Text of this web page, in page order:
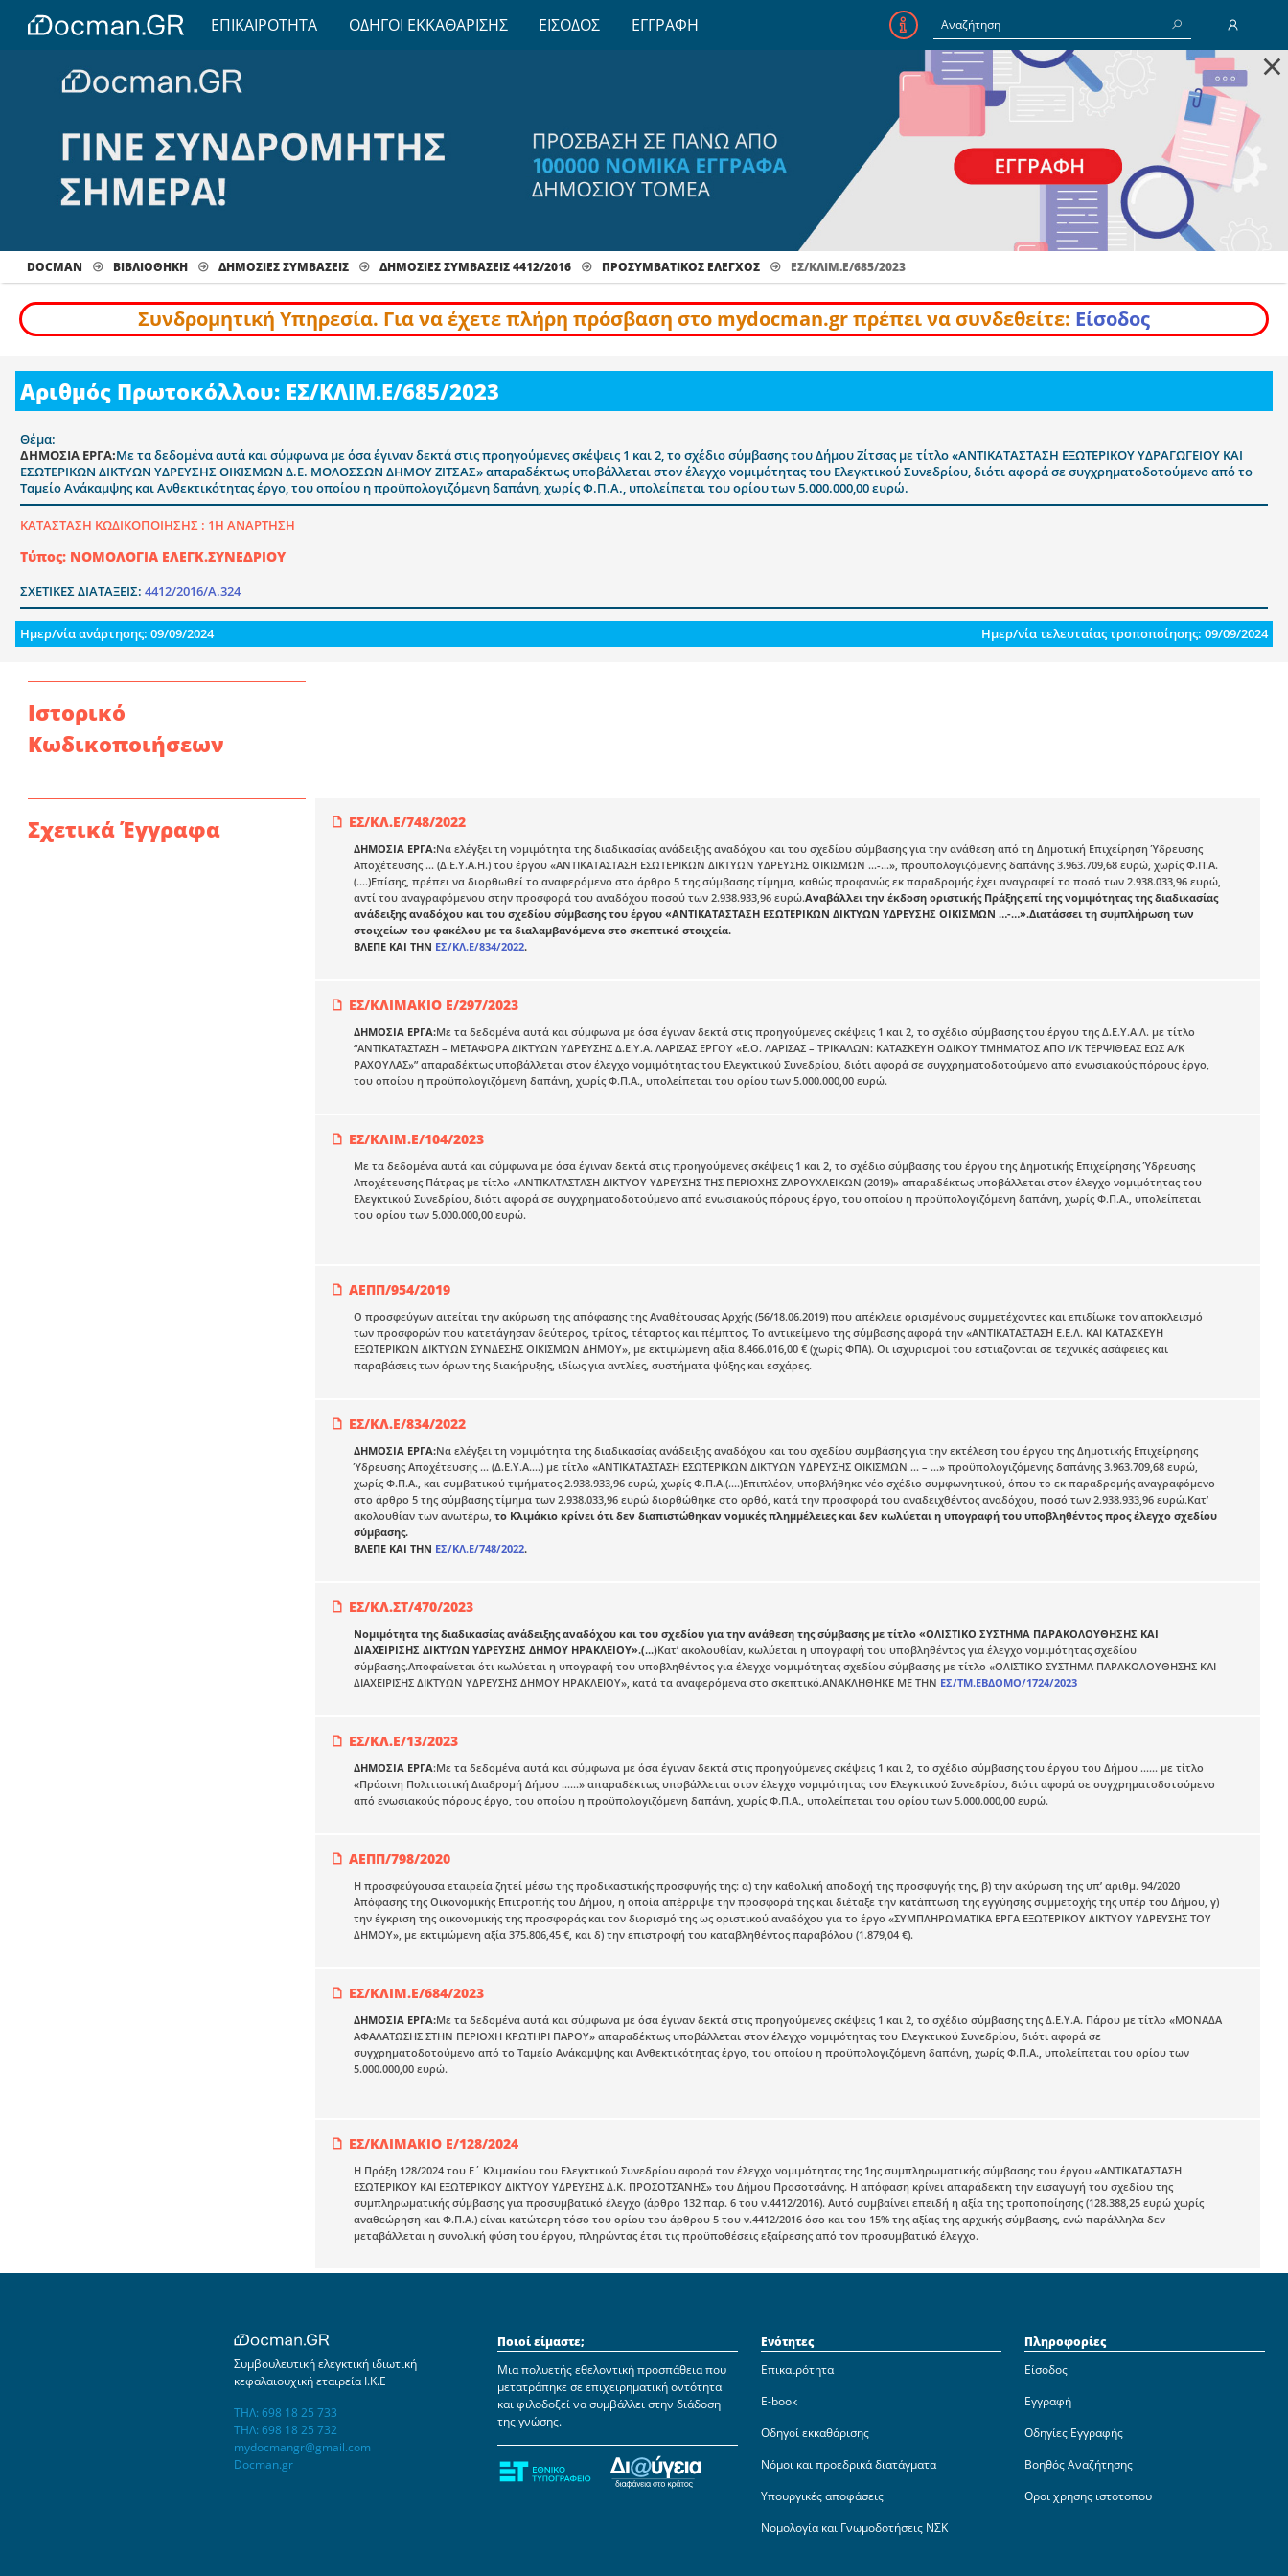
ΕΠΙΚΑΙΡΟΤΗΤΑ ΟΔΗΓΟΙ ΕΚΚΑΘΑΡΙΣΗΣ ΕΙΣΟΔΟΣ ΕΓΓΡΑΦΗ
E-Mail
Κωδικός
Να με θυμάσαι
×
DOCMAN ΒΙΒΛΙΟΘΗΚΗ ΔΗΜΟΣΙΕΣ ΣΥΜΒΑΣΕΙΣ ΔΗΜΟΣΙΕΣ ΣΥΜΒΑΣΕΙΣ 4412/2016 ΠΡΟΣΥΜΒΑΤΙΚΌΣ ΈΛΕΓΧΟΣ ΕΣ/ΚΛΙΜ.Ε/685/2023
Συνδρομητική Υπηρεσία. Για να έχετε πλήρη πρόσβαση στο mydocman.gr πρέπει να συνδεθείτε: Είσοδος
Αριθμός Πρωτοκόλλου: ΕΣ/ΚΛΙΜ.Ε/685/2023
Θέμα:
ΔΗΜΟΣΙΑ ΕΡΓΑ:Με τα δεδομένα αυτά και σύμφωνα με όσα έγιναν δεκτά στις προηγούμενες σκέψεις 1 και 2, το σχέδιο σύμβασης του Δήμου Ζίτσας με τίτλο «ΑΝΤΙΚΑΤΑΣΤΑΣΗ ΕΞΩΤΕΡΙΚΟΥ ΥΔΡΑΓΩΓΕΙΟΥ ΚΑΙ
ΕΣΩΤΕΡΙΚΩΝ ΔΙΚΤΥΩΝ ΥΔΡΕΥΣΗΣ ΟΙΚΙΣΜΩΝ Δ.Ε. ΜΟΛΟΣΣΩΝ ΔΗΜΟΥ ΖΙΤΣΑΣ» απαραδέκτως υποβάλλεται στον έλεγχο νομιμότητας του Ελεγκτικού Συνεδρίου, διότι αφορά σε συγχρηματοδοτούμενο από το
Ταμείο Ανάκαμψης και Ανθεκτικότητας έργο, του οποίου η προϋπολογιζόμενη δαπάνη, χωρίς Φ.Π.Α., υπολείπεται του ορίου των 5.000.000,00 ευρώ.
ΚΑΤΑΣΤΑΣΗ ΚΩΔΙΚΟΠΟΙΗΣΗΣ : 1Η ΑΝΑΡΤΗΣΗ
Τύπος: ΝΟΜΟΛΟΓΙΑ ΕΛΕΓΚ.ΣΥΝΕΔΡΙΟΥ
ΣΧΕΤΙΚΕΣ ΔΙΑΤΑΞΕΙΣ: 4412/2016/Α.324
Ημερ/νία ανάρτησης: 09/09/2024 Ημερ/νία τελευταίας τροποποίησης: 09/09/2024
Ιστορικό
Κωδικοποιήσεων
Σχετικά Έγγραφα ΕΣ/ΚΛ.Ε/748/2022
ΔΗΜΟΣΙΑ ΕΡΓΑ:Να ελέγξει τη νομιμότητα της διαδικασίας ανάδειξης αναδόχου και του σχεδίου σύμβασης για την ανάθεση από τη Δημοτική Επιχείρηση Ύδρευσης
Αποχέτευσης … (Δ.Ε.Υ.Α.Η.) του έργου «ΑΝΤΙΚΑΤΑΣΤΑΣΗ ΕΣΩΤΕΡΙΚΩΝ ΔΙΚΤΥΩΝ ΥΔΡΕΥΣΗΣ ΟΙΚΙΣΜΩΝ …-…», προϋπολογιζόμενης δαπάνης 3.963.709,68 ευρώ, χωρίς Φ.Π.Α.
(....)Επίσης, πρέπει να διορθωθεί το αναφερόμενο στο άρθρο 5 της σύμβασης τίμημα, καθώς προφανώς εκ παραδρομής έχει αναγραφεί το ποσό των 2.938.033,96 ευρώ,
αντί του αναγραφόμενου στην προσφορά του αναδόχου ποσού των 2.938.933,96 ευρώ.Αναβάλλει την έκδοση οριστικής Πράξης επί της νομιμότητας της διαδικασίας
ανάδειξης αναδόχου και του σχεδίου σύμβασης του έργου «ΑΝΤΙΚΑΤΑΣΤΑΣΗ ΕΣΩΤΕΡΙΚΩΝ ΔΙΚΤΥΩΝ ΥΔΡΕΥΣΗΣ ΟΙΚΙΣΜΩΝ …-…».Διατάσσει τη συμπλήρωση των
στοιχείων του φακέλου με τα διαλαμβανόμενα στο σκεπτικό στοιχεία.
ΒΛΕΠΕ ΚΑΙ ΤΗΝ ΕΣ/ΚΛ.Ε/834/2022.
ΕΣ/ΚΛΙΜΑΚΙΟ Ε/297/2023
ΔΗΜΟΣΙΑ ΕΡΓΑ:Με τα δεδομένα αυτά και σύμφωνα με όσα έγιναν δεκτά στις προηγούμενες σκέψεις 1 και 2, το σχέδιο σύμβασης του έργου της Δ.Ε.Υ.Α.Λ. με τίτλο
“ΑΝΤΙΚΑΤΑΣΤΑΣΗ – ΜΕΤΑΦΟΡΑ ΔΙΚΤΥΩΝ ΥΔΡΕΥΣΗΣ Δ.Ε.Υ.Α. ΛΑΡΙΣΑΣ ΕΡΓΟΥ «Ε.Ο. ΛΑΡΙΣΑΣ – ΤΡΙΚΑΛΩΝ: ΚΑΤΑΣΚΕΥΗ ΟΔΙΚΟΥ ΤΜΗΜΑΤΟΣ ΑΠΟ Ι/Κ ΤΕΡΨΙΘΕΑΣ ΕΩΣ Α/Κ
ΡΑΧΟΥΛΑΣ»” απαραδέκτως υποβάλλεται στον έλεγχο νομιμότητας του Ελεγκτικού Συνεδρίου, διότι αφορά σε συγχρηματοδοτούμενο από ενωσιακούς πόρους έργο,
του οποίου η προϋπολογιζόμενη δαπάνη, χωρίς Φ.Π.Α., υπολείπεται του ορίου των 5.000.000,00 ευρώ.
ΕΣ/ΚΛΙΜ.Ε/104/2023
Με τα δεδομένα αυτά και σύμφωνα με όσα έγιναν δεκτά στις προηγούμενες σκέψεις 1 και 2, το σχέδιο σύμβασης του έργου της Δημοτικής Επιχείρησης Ύδρευσης
Αποχέτευσης Πάτρας με τίτλο «ΑΝΤΙΚΑΤΑΣΤΑΣΗ ΔΙΚΤΥΟΥ ΥΔΡΕΥΣΗΣ ΤΗΣ ΠΕΡΙΟΧΗΣ ΖΑΡΟΥΧΛΕΙΚΩΝ (2019)» απαραδέκτως υποβάλλεται στον έλεγχο νομιμότητας του
Ελεγκτικού Συνεδρίου, διότι αφορά σε συγχρηματοδοτούμενο από ενωσιακούς πόρους έργο, του οποίου η προϋπολογιζόμενη δαπάνη, χωρίς Φ.Π.Α., υπολείπεται
του ορίου των 5.000.000,00 ευρώ.
ΑΕΠΠ/954/2019
Ο προσφεύγων αιτείται την ακύρωση της απόφασης της Αναθέτουσας Αρχής (56/18.06.2019) που απέκλειε ορισμένους συμμετέχοντες και επιδίωκε τον αποκλεισμό
των προσφορών που κατετάγησαν δεύτερος, τρίτος, τέταρτος και πέμπτος. Το αντικείμενο της σύμβασης αφορά την «ΑΝΤΙΚΑΤΑΣΤΑΣΗ Ε.Ε.Λ. ΚΑΙ ΚΑΤΑΣΚΕΥΗ
ΕΞΩΤΕΡΙΚΩΝ ΔΙΚΤΥΩΝ ΣΥΝΔΕΣΗΣ ΟΙΚΙΣΜΩΝ ΔΗΜΟΥ», με εκτιμώμενη αξία 8.466.016,00 € (χωρίς ΦΠΑ). Οι ισχυρισμοί του εστιάζονται σε τεχνικές ασάφειες και
παραβάσεις των όρων της διακήρυξης, ιδίως για αντλίες, συστήματα ψύξης και εσχάρες.
ΕΣ/ΚΛ.Ε/834/2022
ΔΗΜΟΣΙΑ ΕΡΓΑ:Να ελέγξει τη νομιμότητα της διαδικασίας ανάδειξης αναδόχου και του σχεδίου συμβάσης για την εκτέλεση του έργου της Δημοτικής Επιχείρησης
Ύδρευσης Αποχέτευσης … (Δ.Ε.Υ.Α….) με τίτλο «ΑΝΤΙΚΑΤΑΣΤΑΣΗ ΕΣΩΤΕΡΙΚΩΝ ΔΙΚΤΥΩΝ ΥΔΡΕΥΣΗΣ ΟΙΚΙΣΜΩΝ … – …» προϋπολογιζόμενης δαπάνης 3.963.709,68 ευρώ,
χωρίς Φ.Π.Α., και συμβατικού τιμήματος 2.938.933,96 ευρώ, χωρίς Φ.Π.Α.(....)Επιπλέον, υποβλήθηκε νέο σχέδιο συμφωνητικού, όπου το εκ παραδρομής αναγραφόμενο
στο άρθρο 5 της σύμβασης τίμημα των 2.938.033,96 ευρώ διορθώθηκε στο ορθό, κατά την προσφορά του αναδειχθέντος αναδόχου, ποσό των 2.938.933,96 ευρώ.Κατ’
ακολουθίαν των ανωτέρω, το Κλιμάκιο κρίνει ότι δεν διαπιστώθηκαν νομικές πλημμέλειες και δεν κωλύεται η υπογραφή του υποβληθέντος προς έλεγχο σχεδίου
σύμβασης.
ΒΛΕΠΕ ΚΑΙ ΤΗΝ ΕΣ/ΚΛ.Ε/748/2022.
ΕΣ/ΚΛ.ΣΤ/470/2023
Νομιμότητα της διαδικασίας ανάδειξης αναδόχου και του σχεδίου για την ανάθεση της σύμβασης με τίτλο «ΟΛΙΣΤΙΚΟ ΣΥΣΤΗΜΑ ΠΑΡΑΚΟΛΟΥΘΗΣΗΣ ΚΑΙ
ΔΙΑΧΕΙΡΙΣΗΣ ΔΙΚΤΥΩΝ ΥΔΡΕΥΣΗΣ ΔΗΜΟΥ ΗΡΑΚΛΕΙΟΥ».(...)Κατ’ ακολουθίαν, κωλύεται η υπογραφή του υποβληθέντος για έλεγχο νομιμότητας σχεδίου
σύμβασης.Αποφαίνεται ότι κωλύεται η υπογραφή του υποβληθέντος για έλεγχο νομιμότητας σχεδίου σύμβασης με τίτλο «ΟΛΙΣΤΙΚΟ ΣΥΣΤΗΜΑ ΠΑΡΑΚΟΛΟΥΘΗΣΗΣ ΚΑΙ
ΔΙΑΧΕΙΡΙΣΗΣ ΔΙΚΤΥΩΝ ΥΔΡΕΥΣΗΣ ΔΗΜΟΥ ΗΡΑΚΛΕΙΟΥ», κατά τα αναφερόμενα στο σκεπτικό.ΑΝΑΚΛΗΘΗΚΕ ΜΕ ΤΗΝ ΕΣ/ΤΜ.ΕΒΔΟΜΟ/1724/2023
ΕΣ/ΚΛ.Ε/13/2023
ΔΗΜΟΣΙΑ ΕΡΓΑ:Με τα δεδομένα αυτά και σύμφωνα με όσα έγιναν δεκτά στις προηγούμενες σκέψεις 1 και 2, το σχέδιο σύμβασης του έργου του Δήμου ...... με τίτλο
«Πράσινη Πολιτιστική Διαδρομή Δήμου ......» απαραδέκτως υποβάλλεται στον έλεγχο νομιμότητας του Ελεγκτικού Συνεδρίου, διότι αφορά σε συγχρηματοδοτούμενο
από ενωσιακούς πόρους έργο, του οποίου η προϋπολογιζόμενη δαπάνη, χωρίς Φ.Π.Α., υπολείπεται του ορίου των 5.000.000,00 ευρώ.
ΑΕΠΠ/798/2020
Η προσφεύγουσα εταιρεία ζητεί μέσω της προδικαστικής προσφυγής της: α) την καθολική αποδοχή της προσφυγής της, β) την ακύρωση της υπ’ αριθμ. 94/2020
Απόφασης της Οικονομικής Επιτροπής του Δήμου, η οποία απέρριψε την προσφορά της και διέταξε την κατάπτωση της εγγύησης συμμετοχής της υπέρ του Δήμου, γ)
την έγκριση της οικονομικής της προσφοράς και τον διορισμό της ως οριστικού αναδόχου για το έργο «ΣΥΜΠΛΗΡΩΜΑΤΙΚΑ ΕΡΓΑ ΕΞΩΤΕΡΙΚΟΥ ΔΙΚΤΥΟΥ ΥΔΡΕΥΣΗΣ ΤΟΥ
ΔΗΜΟΥ», με εκτιμώμενη αξία 375.806,45 €, και δ) την επιστροφή του καταβληθέντος παραβόλου (1.879,04 €).
ΕΣ/ΚΛΙΜ.Ε/684/2023
ΔΗΜΟΣΙΑ ΕΡΓΑ:Με τα δεδομένα αυτά και σύμφωνα με όσα έγιναν δεκτά στις προηγούμενες σκέψεις 1 και 2, το σχέδιο σύμβασης της Δ.Ε.Υ.Α. Πάρου με τίτλο «ΜΟΝΑΔΑ
ΑΦΑΛΑΤΩΣΗΣ ΣΤΗΝ ΠΕΡΙΟΧΗ ΚΡΩΤΗΡΙ ΠΑΡΟΥ» απαραδέκτως υποβάλλεται στον έλεγχο νομιμότητας του Ελεγκτικού Συνεδρίου, διότι αφορά σε
συγχρηματοδοτούμενο από το Ταμείο Ανάκαμψης και Ανθεκτικότητας έργο, του οποίου η προϋπολογιζόμενη δαπάνη, χωρίς Φ.Π.Α., υπολείπεται του ορίου των
5.000.000,00 ευρώ.
ΕΣ/ΚΛΙΜΑΚΙΟ Ε/128/2024
Η Πράξη 128/2024 του Ε΄ Κλιμακίου του Ελεγκτικού Συνεδρίου αφορά τον έλεγχο νομιμότητας της 1ης συμπληρωματικής σύμβασης του έργου «ΑΝΤΙΚΑΤΑΣΤΑΣΗ
ΕΣΩΤΕΡΙΚΟΥ ΚΑΙ ΕΞΩΤΕΡΙΚΟΥ ΔΙΚΤΥΟΥ ΥΔΡΕΥΣΗΣ Δ.Κ. ΠΡΟΣΟΤΣΑΝΗΣ» του Δήμου Προσοτσάνης. Η απόφαση κρίνει απαράδεκτη την εισαγωγή του σχεδίου της
συμπληρωματικής σύμβασης για προσυμβατικό έλεγχο (άρθρο 132 παρ. 6 του ν.4412/2016). Αυτό συμβαίνει επειδή η αξία της τροποποίησης (128.388,25 ευρώ χωρίς
αναθεώρηση και Φ.Π.Α.) είναι κατώτερη τόσο του ορίου του άρθρου 5 του ν.4412/2016 όσο και του 15% της αξίας της αρχικής σύμβασης, ενώ παράλληλα δεν
μεταβάλλεται η συνολική φύση του έργου, πληρώντας έτσι τις προϋποθέσεις εξαίρεσης από τον προσυμβατικό έλεγχο.
Συμβουλευτική ελεγκτική ιδιωτική
κεφαλαιουχική εταιρεία Ι.Κ.Ε
ΤΗΛ: 698 18 25 733
ΤΗΛ: 698 18 25 732
mydocmangr@gmail.com
Docman.gr
Ποιοί είμαστε;
Μια πολυετής εθελοντική προσπάθεια που
μετατράπηκε σε επιχειρηματική οντότητα
και φιλοδοξεί να συμβάλλει στην διάδοση
της γνώσης.
Ενότητες
Επικαιρότητα
E-book
Οδηγοί εκκαθάρισης
Νόμοι και προεδρικά διατάγματα
Υπουργικές αποφάσεις
Νομολογία και Γνωμοδοτήσεις ΝΣΚ
Πληροφορίες
Είσοδος
Εγγραφή
Οδηγίες Εγγραφής
Βοηθός Αναζήτησης
Οροι χρησης ιστοτοπου